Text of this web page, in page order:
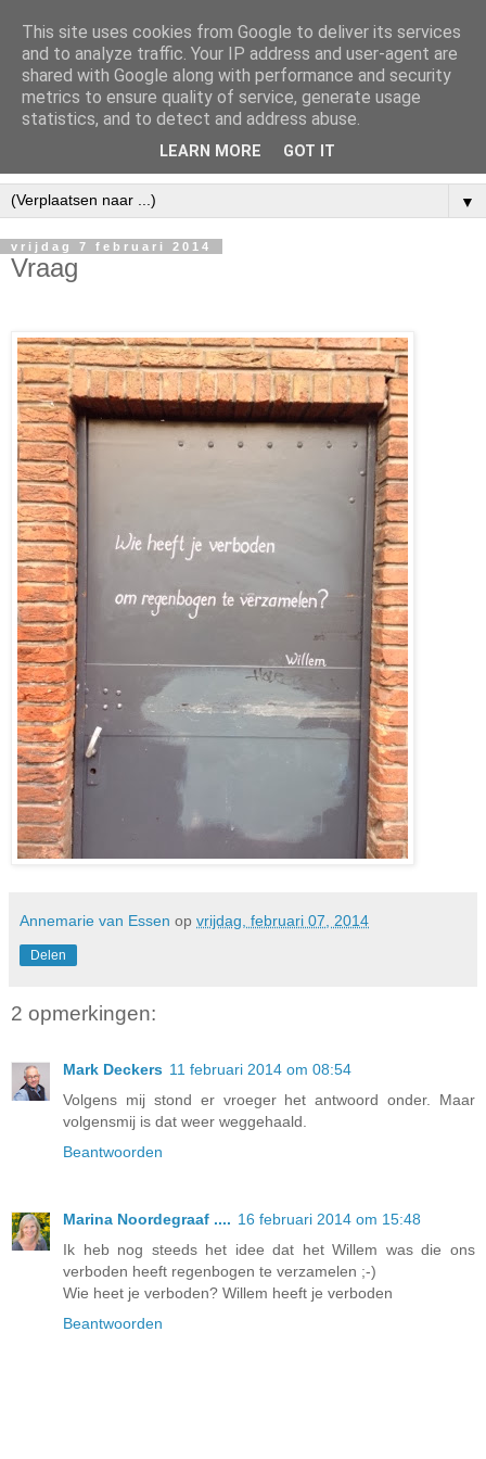
▼
vrijdag 7 februari 2014
Vraag
Annemarie van Essen op vrijdag, februari 07, 2014
Delen
2 opmerkingen:
Mark Deckers 11 februari 2014 om 08:54
Volgens mij stond er vroeger het antwoord onder. Maar
volgensmij is dat weer weggehaald.
Beantwoorden
Marina Noordegraaf .... 16 februari 2014 om 15:48
Ik heb nog steeds het idee dat het Willem was die ons
verboden heeft regenbogen te verzamelen ;-)
Wie heet je verboden? Willem heeft je verboden
Beantwoorden
This site uses cookies from Google to deliver its services
and to analyze traffic. Your IP address and user-agent are
shared with Google along with performance and security
metrics to ensure quality of service, generate usage
statistics, and to detect and address abuse.
LEARN MORE GOT IT